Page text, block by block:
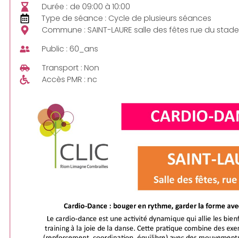
Durée : de 09:00 à 10:00
Type de séance : Cycle de plusieurs séances
Commune : SAINT-LAURE salle des fêtes rue du stade
Public : 60_ans
Transport : Non
Accès PMR : nc